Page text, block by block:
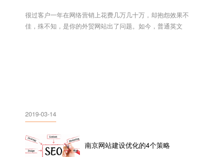
很过客户一年在网络营销上花费几万几十万，却抱怨效果不
佳，殊不知，是你的外贸网站出了问题。如今，普通英文
2019-03-14
南京网站建设优化的4个策略